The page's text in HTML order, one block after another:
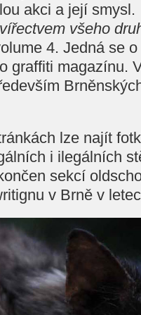
akci a její smysl.
všeho
4. Jedná se
graffiti magazínu.
lze najít
i ilegálních
sekcí
v Brně v